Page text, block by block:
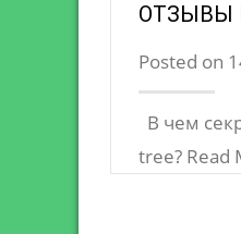
ОТЗЫВЫ
Posted on
В чем
tree? Read